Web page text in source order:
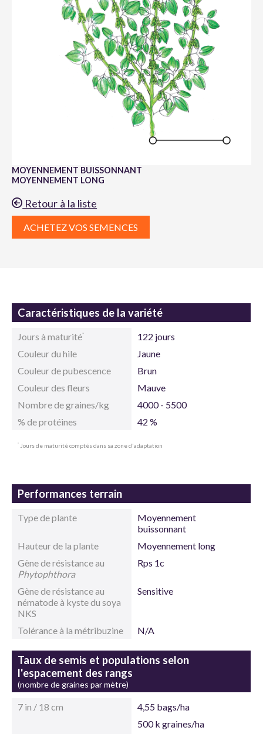
MOYENNEMENT BUISSONNANT
MOYENNEMENT LONG
Retour à la liste
ACHETEZ VOS SEMENCES
Caractéristiques de la variété
Jours à maturité*
122 jours
Couleur du hile
Jaune
Couleur de pubescence
Brun
Couleur des fleurs
Mauve
Nombre de graines/kg
4000 - 5500
% de protéines
42 %
* Jours de maturité comptés dans sa zone d'adaptation
Performances terrain
Type de plante
Moyennement
buissonnant
Hauteur de la plante
Moyennement long
Gène de résistance au
Phytophthora
Rps 1c
Gène de résistance au
nématode à kyste du soya
NKS
Sensitive
Tolérance à la métribuzine N/A
Taux de semis et populations selon
l'espacement des rangs
(nombre de graines par mètre)
7 in / 18 cm
4,55 bags/ha
500 k graines/ha